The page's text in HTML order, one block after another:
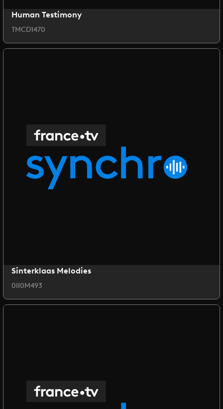
Human Testimony
TMCD1470
Sinterklaas Melodies
0II0M493